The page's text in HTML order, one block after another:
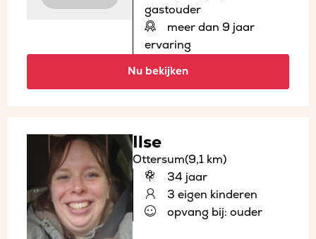
gastouder
meer dan 9 jaar
ervaring
Nu bekijken
Ilse
Ottersum(9,1 km)
34 jaar
3 eigen kinderen
opvang bij: ouder